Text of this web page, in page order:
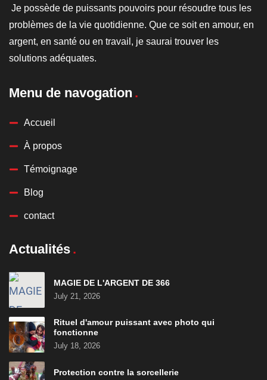
Je possède de puissants pouvoirs pour résoudre tous les
problèmes de la vie quotidienne. Que ce soit en amour, en
argent, en santé ou en travail, je saurai trouver les
solutions adéquates.
Menu de navogation
Accueil
À propos
Témoignage
Blog
contact
Actualités
MAGIE DE L'ARGENT DE 366
July 21, 2026
Rituel d'amour puissant avec photo qui
fonctionne
July 18, 2026
Protection contre la sorcellerie